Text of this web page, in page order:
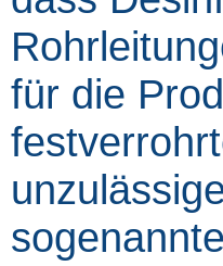
für die